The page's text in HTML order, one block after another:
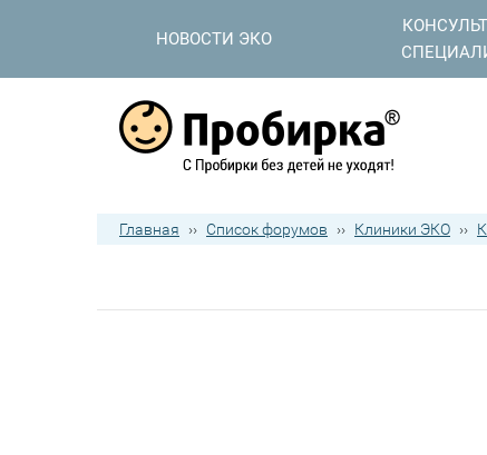
НОВОСТИ ЭКО
Главная ›› Список форумов ›› Клиники ЭКО ››